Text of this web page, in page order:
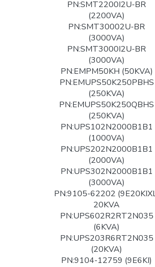
PN:SMT2200I2U-BR
(2200VA)
PN:SMT30002U-BR
(3000VA)
PN:SMT3000I2U-BR
(3000VA)
PN:EMPM50KH (50KVA)
PN:EMUPS50K250PBHS
(250KVA)
PN:EMUPS50K250QBHS
(250KVA)
PN:UPS102N2000B1B1
(1000VA)
PN:UPS202N2000B1B1
(2000VA)
PN:UPS302N2000B1B1
(3000VA)
PN:9105-62202
20KVA
PN:UPS602R2RT2N035
(6KVA)
PN:UPS203R6RT2N035
(20KVA)
PN:9104-12759 (9E6KI)